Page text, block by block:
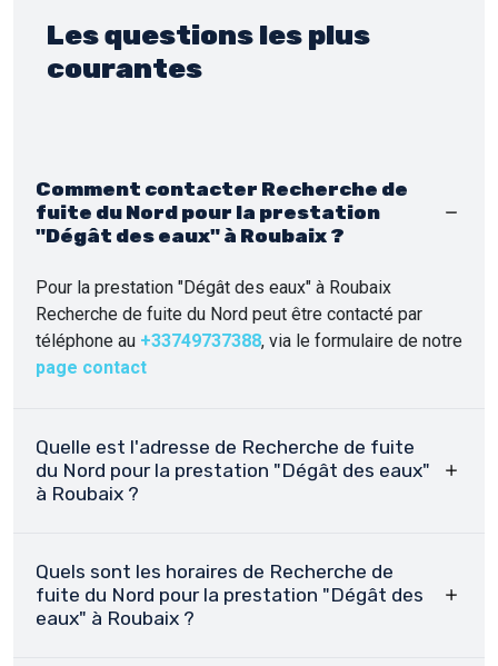
Les questions les plus
courantes
Comment contacter Recherche de
fuite du Nord pour la prestation
"Dégât des eaux" à Roubaix ?
Pour la prestation "Dégât des eaux" à Roubaix
Recherche de fuite du Nord peut être contacté par
téléphone au +33749737388, via le formulaire de notre
page contact
Quelle est l'adresse de Recherche de fuite
du Nord pour la prestation "Dégât des eaux"
à Roubaix ?
Quels sont les horaires de Recherche de
fuite du Nord pour la prestation "Dégât des
eaux" à Roubaix ?